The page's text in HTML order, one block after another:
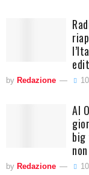
by Redazione
AI
big
by Redazione